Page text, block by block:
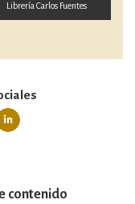
Librería Carlos Fuentes
contenido